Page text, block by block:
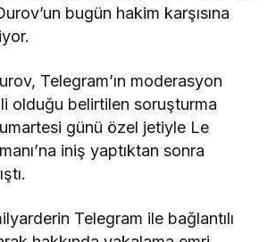
bugün hakim karşısına
Telegram’ın moderasyon
olduğu belirtilen soruşturma
günü özel jetiyle Le
iniş yaptıktan sonra
Telegram ile bağlantılı